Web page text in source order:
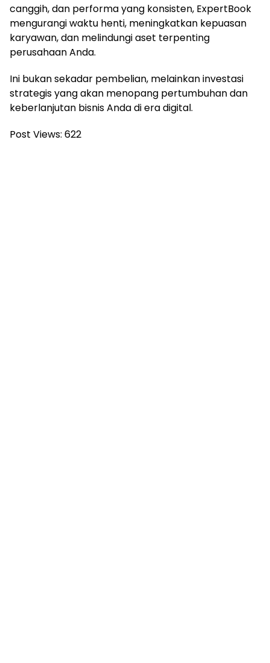
canggih, dan performa yang konsisten, ExpertBook
mengurangi waktu henti, meningkatkan kepuasan
karyawan, dan melindungi aset terpenting
perusahaan Anda.
Ini bukan sekadar pembelian, melainkan investasi
strategis yang akan menopang pertumbuhan dan
keberlanjutan bisnis Anda di era digital.
Post Views: 622